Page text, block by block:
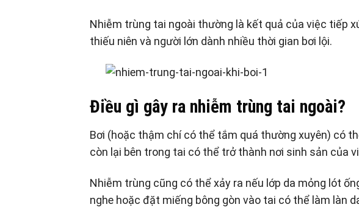
Nhiễm trùng tai ngoài thường là kết quả của việc tiếp
thiếu niên và người lớn dành nhiều thời gian bơi lội.
Điều gì gây ra nhiễm trùng tai ngoài?
Bơi (hoặc thậm chí có thể tắm quá thường xuyên) có
còn lại bên trong tai có thể trở thành nơi sinh sản của
Nhiễm trùng cũng có thể xảy ra nếu lớp da mỏng lót
nghe hoặc đặt miếng bông gòn vào tai có thể làm làn